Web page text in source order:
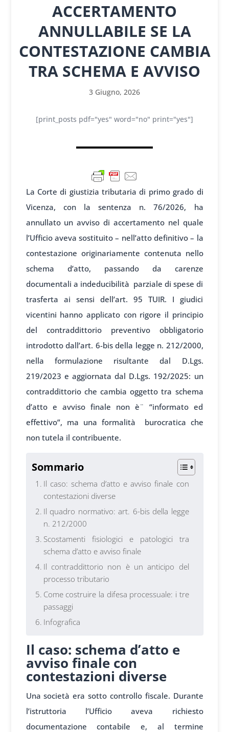
ACCERTAMENTO
ANNULLABILE SE LA
CONTESTAZIONE CAMBIA
TRA SCHEMA E AVVISO
3 Giugno, 2026
[print_posts pdf="yes" word="no" print="yes"]
La Corte di giustizia tributaria di primo grado di
Vicenza, con la sentenza n. 76/2026, ha
annullato un avviso di accertamento nel quale
l’Ufficio aveva sostituito – nell’atto definitivo – la
contestazione originariamente contenuta nello
schema d’atto, passando da carenze
documentali a indeducibilità parziale di spese di
trasferta ai sensi dell’art. 95 TUIR. I giudici
vicentini hanno applicato con rigore il principio
del contraddittorio preventivo obbligatorio
introdotto dall’art. 6-bis della legge n. 212/2000,
nella formulazione risultante dal D.Lgs.
219/2023 e aggiornata dal D.Lgs. 192/2025: un
contraddittorio che cambia oggetto tra schema
d’atto e avviso finale non è¨ “informato ed
effettivo”, ma una formalità burocratica che
non tutela il contribuente.
Sommario
Il caso: schema d’atto e avviso finale con
contestazioni diverse
Il quadro normativo: art. 6-bis della legge
n. 212/2000
Scostamenti fisiologici e patologici tra
schema d’atto e avviso finale
Il contraddittorio non è un anticipo del
processo tributario
Come costruire la difesa processuale: i tre
passaggi
Infografica
Il caso: schema d’atto e
avviso finale con
contestazioni diverse
Una società era sotto controllo fiscale. Durante
l’istruttoria l’Ufficio aveva richiesto
documentazione contabile e, al termine